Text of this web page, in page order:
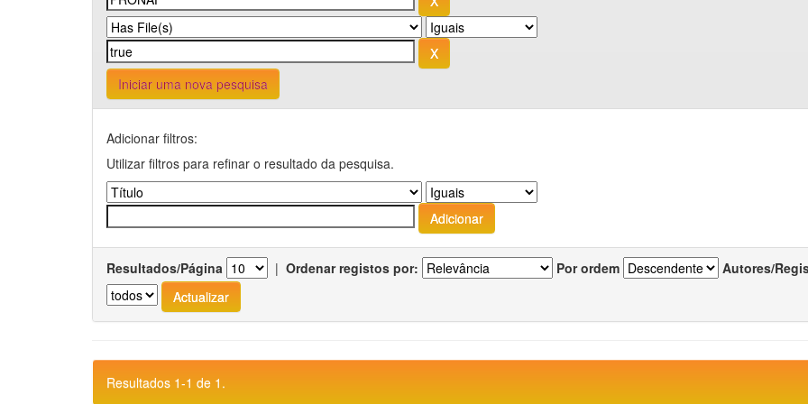
Iniciar uma nova pesquisa
Adicionar filtros:
Utilizar filtros para refinar o resultado da pesquisa.
Resultados/Página | Ordenar registos por: Por ordem Autores/
Resultados 1-1 de 1.